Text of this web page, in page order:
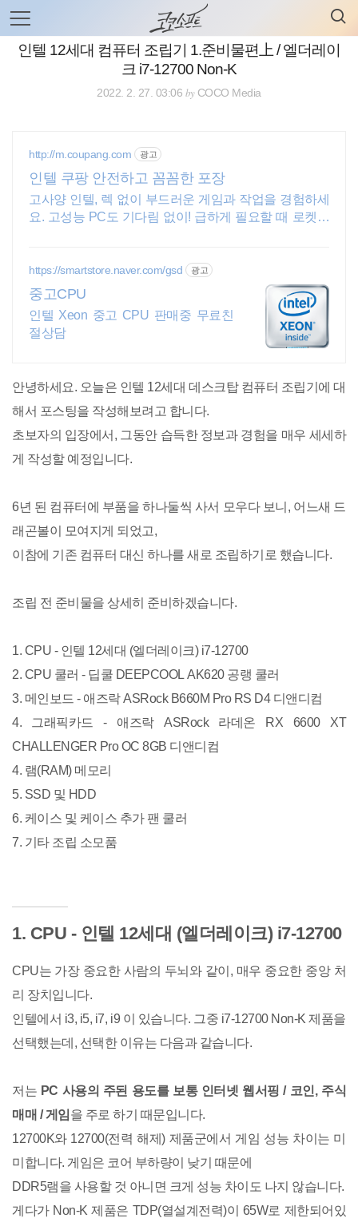
본
으인텔 12세대 컴퓨터 조립기 1.준비물편上 / 엘더레이
크 i7-12700 Non-K
2022. 2. 27. 03:06 byCOCO Media
http://m.coupang.com 광고
인텔 쿠팡 안전하고 꼼꼼한 포장
고사양 인텔, 렉 없이 부드러운 게임과 작업을 경험하세
요. 고성능 PC도 기다림 없이! 급하게 필요할 때 로켓배
https://smartstore.naver.com/gsd 광고
중고CPU
인텔 Xeon 중고 CPU 판매중 무료친
절상담
안녕하세요. 오늘은 인텔 12세대 데스크탑 컴퓨터 조립기에 대
해서 포스팅을 작성해보려고 합니다.
초보자의 입장에서, 그동안 습득한 정보과 경험을 매우 세세하
게 작성할 예정입니다.
6년 된 컴퓨터에 부품을 하나둘씩 사서 모우다 보니, 어느새 드
래곤볼이 모여지게 되었고,
이참에 기존 컴퓨터 대신 하나를 새로 조립하기로 했습니다.
조립 전 준비물을 상세히 준비하겠습니다.
1. CPU - 인텔 12세대 (엘더레이크) i7-12700
2. CPU 쿨러 - 딥쿨 DEEPCOOL AK620 공랭 쿨러
3. 메인보드 - 애즈락 ASRock B660M Pro RS D4 디앤디컴
4. 그래픽카드 - 애즈락 ASRock 라데온 RX 6600 XT
CHALLENGER Pro OC 8GB 디앤디컴
4. 램(RAM) 메모리
5. SSD 및 HDD
6. 케이스 및 케이스 추가 팬 쿨러
7. 기타 조립 소모품
1. CPU - 인텔 12세대 (엘더레이크) i7-12700
CPU는 가장 중요한 사람의 두뇌와 같이, 매우 중요한 중앙 처
리 장치입니다.
인텔에서 i3, i5, i7, i9 이 있습니다. 그중 i7-12700 Non-K 제품을
선택했는데, 선택한 이유는 다음과 같습니다.
저는 PC 사용의 주된 용도를 보통 인터넷 웹서핑 / 코인, 주식
매매 / 게임 을 주로 하기 때문입니다.
12700K와 12700(전력 해제) 제품군에서 게임 성능 차이는 미
미합니다. 게임은 코어 부하량이 낮기 때문에
DDR5램을 사용할 것 아니면 크게 성능 차이도 나지 않습니다.
게다가 Non-K 제품은 TDP(열설계전력)이 65W로 제한되어있
태그 글쓰기 관리홈
색